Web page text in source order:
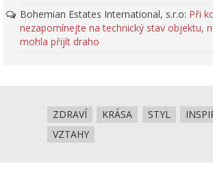
Bohemian Estates International, s.r.o: Při
nezapomínejte na technický stav objektu,
mohla přijít draho
ZDRAVÍ KRÁSA STYL
VZTAHY